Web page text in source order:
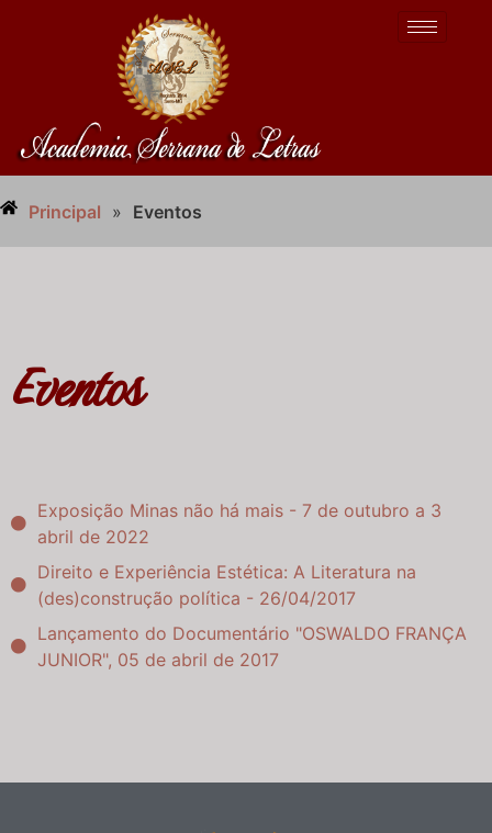
Principal » Eventos
Eventos
Exposição Minas não há mais - 7 de outubro a 3
abril de 2022
Direito e Experiência Estética: A Literatura na
(des)construção política - 26/04/2017
Lançamento do Documentário "OSWALDO FRANÇA
JUNIOR", 05 de abril de 2017